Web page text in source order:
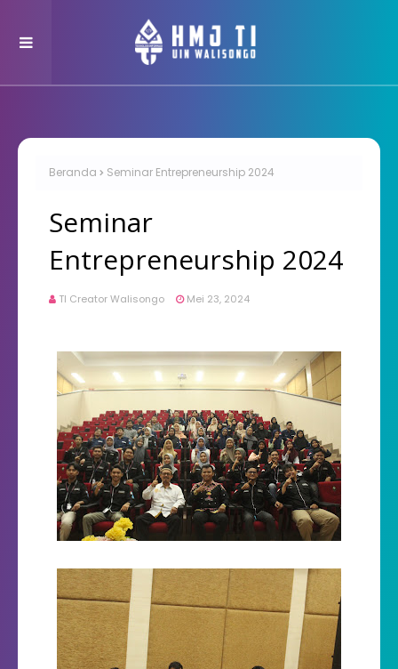
Beranda Seminar Entrepreneurship 2024
Seminar
Entrepreneurship 2024
TI Creator Walisongo Mei 23, 2024